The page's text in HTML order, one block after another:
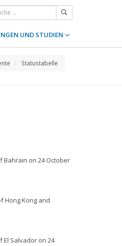
UND STUDIEN
Statustabelle
Bahrain on 24 October
Hong Kong and
El Salvador on 24